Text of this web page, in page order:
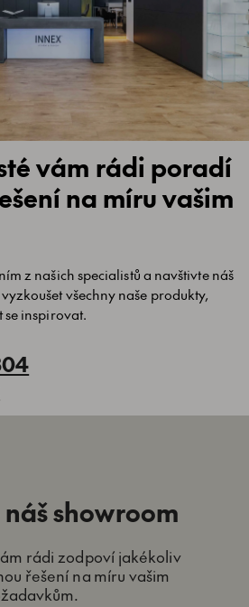
vám rádi poradí
na míru vašim
z našich specialistů a navštivte náš
všechny naše produkty,
inspirovat.
showroom
rádi zodpoví jakékoliv
řešení na míru vašim